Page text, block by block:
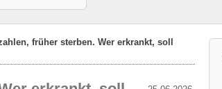
früher sterben. Wer erkrankt, soll